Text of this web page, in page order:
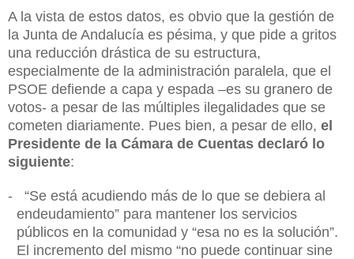
A la vista de estos datos, es obvio que la gestión de
la Junta de Andalucía es pésima, y que pide a gritos
una reducción drástica de su estructura,
especialmente de la administración paralela, que el
PSOE defiende a capa y espada –es su granero de
votos- a pesar de las múltiples ilegalidades que se
cometen diariamente. Pues bien, a pesar de ello, el
Presidente de la Cámara de Cuentas declaró lo
siguiente:
-
“Se está acudiendo más de lo que se debiera al
endeudamiento” para mantener los servicios
públicos en la comunidad y “esa no es la solución”.
El incremento del mismo “no puede continuar sine